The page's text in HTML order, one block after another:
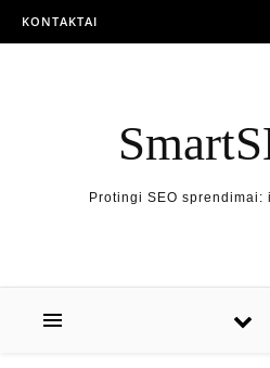
Skip to content
KONTAKTAI
Protingi SEO